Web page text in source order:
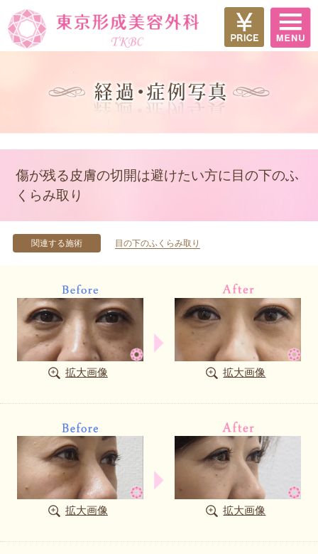
傷が残る皮膚の切開は避けたい方に目の下のふ
くらみ取り
関連する施術 目の下のふくらみ取り
拡大画像 拡大画像
拡大画像 拡大画像